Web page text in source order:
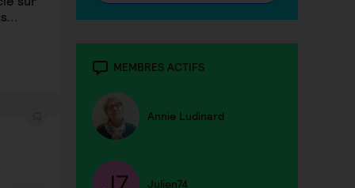
MEMBRES ACTIFS
Annie Ludinard
Julien74